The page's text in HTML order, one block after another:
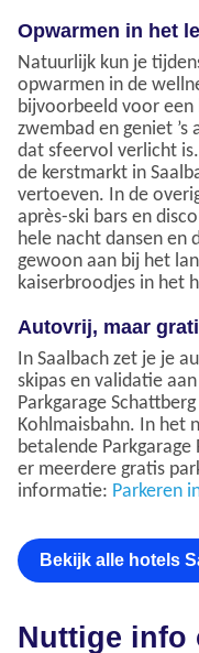
Opwarmen in het
Natuurlijk kun je
opwarmen in de
bijvoorbeeld voor
zwembad en geniet
dat sfeervol verlicht
de kerstmarkt in
vertoeven. In de
après-ski bars en
hele nacht dansen en
gewoon aan bij het
kaiserbroodjes in het
Autovrij, maar
In Saalbach zet je je
skipas en validatie
Parkgarage
Kohlmaisbahn. In het
betalende
er meerdere gratis
informatie: Parkeren
Bekijk alle hotels
Nuttige info